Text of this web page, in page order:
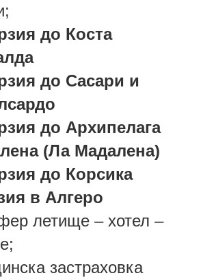
до Коста
до Сасари и
до Архипелага
(Ла Мадалена)
до Корсика
в Алгеро
летище – хотел –
застраховка